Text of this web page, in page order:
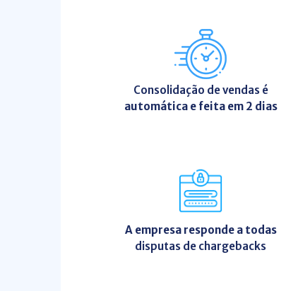
Consolidação de vendas é
automática e feita em 2 dias
A empresa responde a todas
disputas de chargebacks